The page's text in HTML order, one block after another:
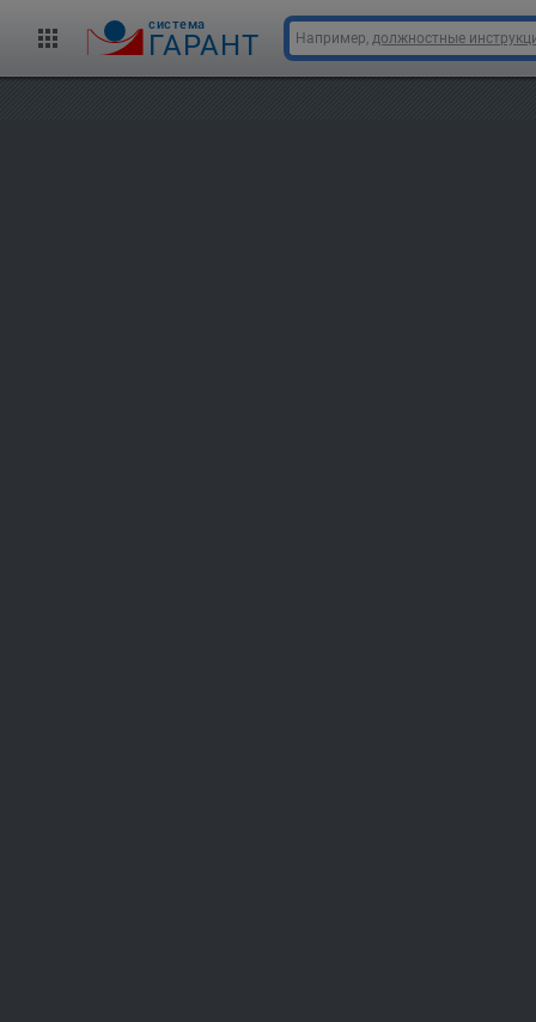
cистема
ГАРАНТ Например, должностные